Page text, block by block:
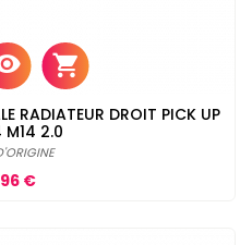
RADIATEUR DROIT PICK UP
M14 2.0
€